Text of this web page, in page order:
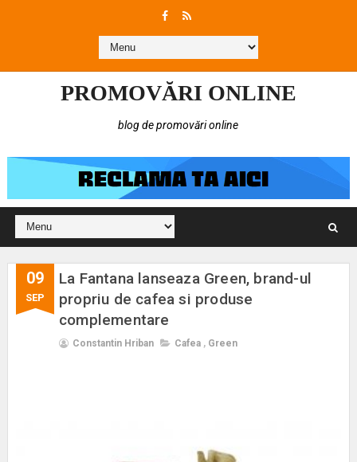
PROMOVĂRI ONLINE
blog de promovări online
09
SEP
La Fantana lanseaza Green, brand-ul
propriu de cafea si produse
complementare
Constantin Hriban Cafea , Green